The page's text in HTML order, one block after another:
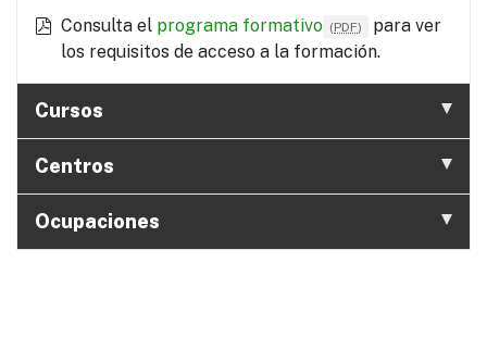
Consulta el programa formativo (PDF)
para ver
los requisitos de acceso a la formación.
Cursos
Centros
Ocupaciones